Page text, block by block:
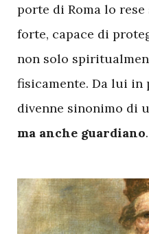
porte di Roma lo
forte, capace di
non solo
fisicamente. Da lui in
divenne sinonimo di
ma anche guardiano.